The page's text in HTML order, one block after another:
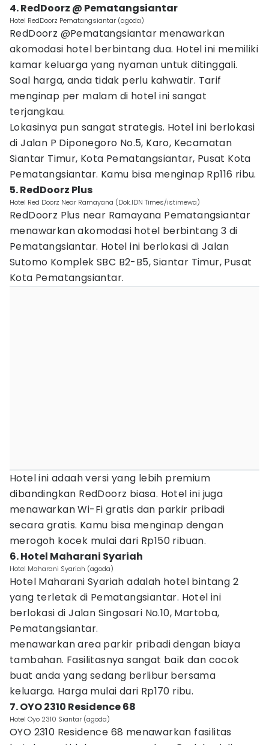
4. RedDoorz @ Pematangsiantar
Hotel RedDoorz Pematangsiantar (agoda)
RedDoorz @Pematangsiantar menawarkan
akomodasi hotel berbintang dua. Hotel ini memiliki
kamar keluarga yang nyaman untuk ditinggali.
Soal harga, anda tidak perlu kahwatir. Tarif
menginap per malam di hotel ini sangat
terjangkau.
Lokasinya pun sangat strategis. Hotel ini berlokasi
di Jalan P Diponegoro No.5, Karo, Kecamatan
Siantar Timur, Kota Pematangsiantar, Pusat Kota
Pematangsiantar. Kamu bisa menginap Rp116 ribu.
5. RedDoorz Plus
Hotel Red Doorz Near Ramayana (Dok.IDN Times/istimewa)
RedDoorz Plus near Ramayana Pematangsiantar
menawarkan akomodasi hotel berbintang 3 di
Pematangsiantar. Hotel ini berlokasi di Jalan
Sutomo Komplek SBC B2-B5, Siantar Timur, Pusat
Kota Pematangsiantar.
Hotel ini adaah versi yang lebih premium
dibandingkan RedDoorz biasa. Hotel ini juga
menawarkan Wi-Fi gratis dan parkir pribadi
secara gratis. Kamu bisa menginap dengan
merogoh kocek mulai dari Rp150 ribuan.
6. Hotel Maharani Syariah
Hotel Maharani Syariah (agoda)
Hotel Maharani Syariah adalah hotel bintang 2
yang terletak di Pematangsiantar. Hotel ini
berlokasi di Jalan Singosari No.10, Martoba,
Pematangsiantar.
menawarkan area parkir pribadi dengan biaya
tambahan. Fasilitasnya sangat baik dan cocok
buat anda yang sedang berlibur bersama
keluarga. Harga mulai dari Rp170 ribu.
7. OYO 2310 Residence 68
Hotel Oyo 2310 Siantar (agoda)
OYO 2310 Residence 68 menawarkan fasilitas